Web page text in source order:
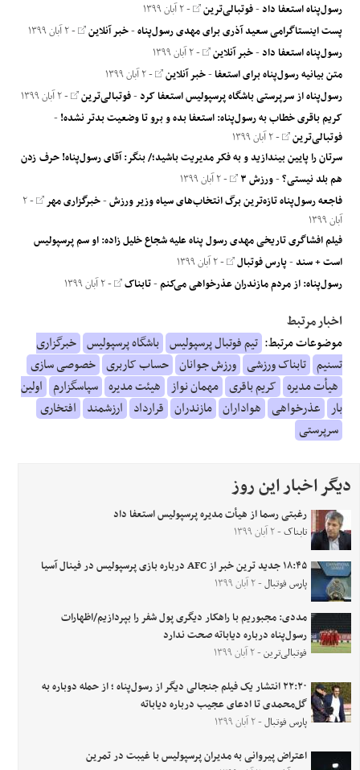
رسول‌پناه استعفا داد-فوتبالی‌ترین - ۲ آبان ۱۳۹۹
پست اینستاگرامی سعید آذری برای مهدی رسول‌پناه-خبر آنلاین - ۲ آبان ۱۳۹۹
رسول‌پناه استعفا داد-خبر آنلاین - ۲ آبان ۱۳۹۹
متن بیانیه رسول‌پناه برای استعفا-خبر آنلاین - ۲ آبان ۱۳۹۹
رسول‌پناه از سرپرستی باشگاه پرسپولیس استعفا کرد-فوتبالی‌ترین - ۲ آبان ۱۳۹۹
کریم باقری خطاب به رسول‌پناه: استعفا بده و برو تا وضعیت بدتر نشده!-
فوتبالی‌ترین - ۲ آبان ۱۳۹۹
سرتان را پایین بیندازید و به فکر مدیریت باشید؛/ بنگر: آقای رسول‌پناه! حرف زدن
هم بلد نیستی؟-ورزش ۳
- ۲ آبان ۱۳۹۹
فاجعه رسول‌پناه تازه‌ترین برگ انتخاب‌های سیاه وزیر ورزش-خبرگزاری مهر
- ۲
آبان ۱۳۹۹
فیلم افشاگری تاریخی مهدی رسول ‌پناه علیه شجاع خلیل ‌زاده: او سم پرسپولیس
است + سند-پارس فوتبال - ۲ آبان ۱۳۹۹
رسول‌پناه: از مردم مازندران عذرخواهی می‌کنم-تابناک - ۲ آبان ۱۳۹۹
اخبار مرتبط
موضوعات مرتبط: تیم فوتبال پرسپولیس باشگاه پرسپولیس خبرگزاری
تسنیم تابناک ورزشی ورزش جوانان حساب کاربری خصوصی سازی
هیأت مدیره کریم باقری مهمان نواز هیئت مدیره سپاسگزارم اولین
بار عذرخواهی هواداران مازندران قرارداد ارزشمند افتخاری
سرپرستی
دیگر اخبار این روز
رغبتی رسما از هیأت مدیره پرسپولیس استعفا داد
تابناک- ۲ آبان ۱۳۹۹
۱۸:۴۵ جدید ترین خبر از AFC درباره بازی پرسپولیس در فینال آسیا
پارس فوتبال- ۲ آبان ۱۳۹۹
مددی: مجبوریم با راهکار دیگری پول شفر را بپردازیم/اظهارات
رسول‌پناه درباره دیاباته صحت ندارد
فوتبالی‌ترین- ۲ آبان ۱۳۹۹
۲۲:۲۰ انتشار یک فیلم جنجالی دیگر از رسول‌پناه ؛ از حمله دوباره به
گل‌محمدی تا ادعای عجیب درباره دیاباته
پارس فوتبال- ۲ آبان ۱۳۹۹
اعتراض پیروانی به مدیران پرسپولیس با غیبت در تمرین